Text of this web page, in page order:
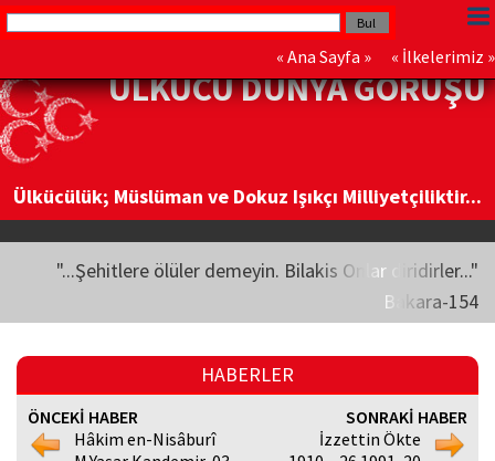
« Ana Sayfa » « İlkelerimiz »
ÜLKÜCÜ DÜNYA GÖRÜŞÜ
Ülkücülük; Müslüman ve Dokuz Işıkçı Milliyetçiliktir...
"...Şehitlere ölüler demeyin. Bilakis Onlar diridirler..."
Bakara-154
HABERLER
ÖNCEKİ HABER
Hâkim en-Nisâburî
SONRAKİ HABER
İzzettin Ökte